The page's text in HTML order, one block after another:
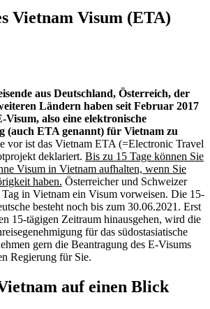
Vietnam Visum (ETA)
aus Deutschland, Österreich, der
Ländern haben seit Februar 2017
also eine elektronische
(auch ETA genannt) für Vietnam zu
vor ist das Vietnam ETA (=Electronic Travel
deklariert. Bis zu 15 Tage können Sie
Visum in Vietnam aufhalten, wenn Sie
haben. Österreicher und Schweizer
Tag in Vietnam ein Visum vorweisen. Die 15-
besteht noch bis zum 30.06.2021. Erst
15-tägigen Zeitraum hinausgehen, wird die
für das südostasiatische
gern die Beantragung des E-Visums
Regierung für Sie.
auf einen Blick